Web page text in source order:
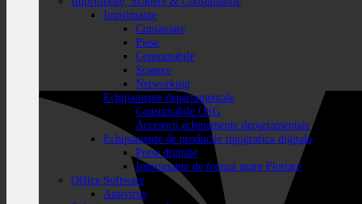
Imprimante
Copiatoare
Piese
Consumabile
Scanere
Networking
Echipamente departamentale
Consumabile OSG
Accesorii echipamente departamentale
Echipamente de productie tipografica digitala
Prese digitale
Imprimante de format mare Plottare
Office Software
Antivirus